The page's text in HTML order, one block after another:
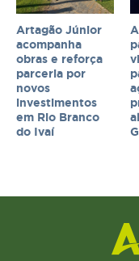
Artagão Júnior
acompanha
obras e reforça
parceria por
novos
investimentos
em Rio Branco
do Ivaí